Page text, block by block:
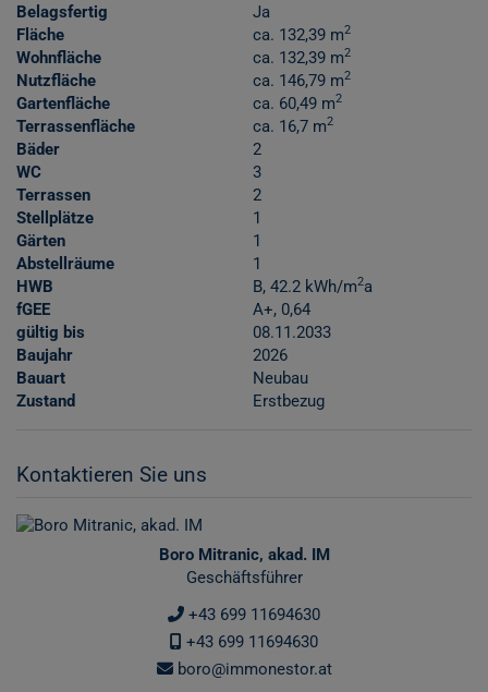
Belagsfertig
Ja
Fläche
ca. 132,39 m2
Wohnfläche ca. 132,39 m2
Nutzfläche ca. 146,79 m2
Gartenfläche ca. 60,49 m2
Terrassenfläche ca. 16,7 m2
Bäder
2
WC
3
Terrassen
2
Stellplätze
1
Gärten
1
Abstellräume
1
HWB
B, 42.2 kWh/m2a
fGEE
A+, 0,64
gültig bis
08.11.2033
Baujahr
2026
Bauart
Neubau
Zustand
Erstbezug
Kontaktieren Sie uns
Boro Mitranic, akad. IM
Geschäftsführer
+43 699 11694630
+43 699 11694630
boro@immonestor.at